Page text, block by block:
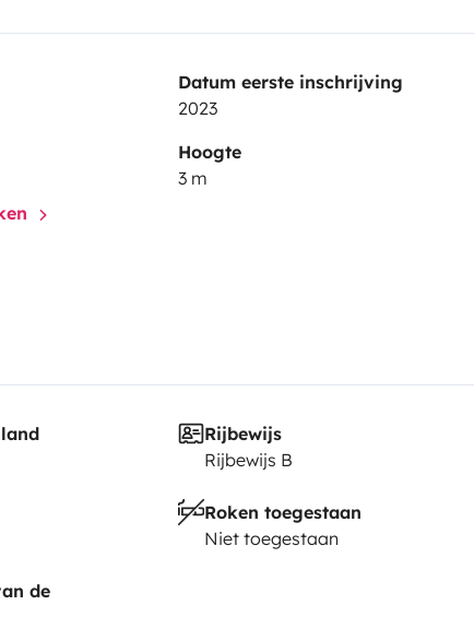
Datum eerste inschrijving
2023
Hoogte
3 m
Rijbewijs
Rijbewijs B
Roken toegestaan
Niet toegestaan
de